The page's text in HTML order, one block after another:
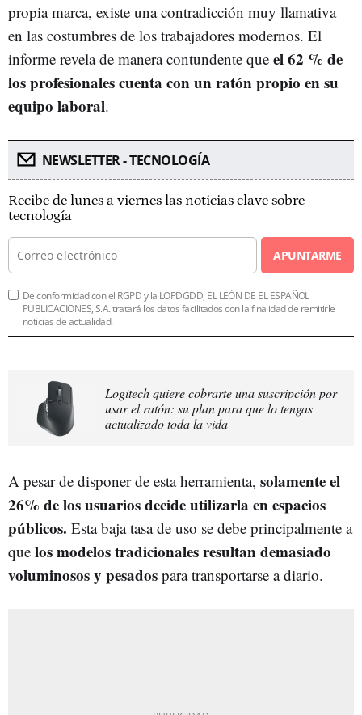
propia marca, existe una contradicción muy llamativa
en las costumbres de los trabajadores modernos. El
informe revela de manera contundente que el 62 % de
los profesionales cuenta con un ratón propio en su
equipo laboral.
NEWSLETTER - TECNOLOGÍA
Recibe de lunes a viernes las noticias clave sobre
tecnología
APUNTARME
De conformidad con el RGPD y la LOPDGDD, EL LEÓN DE EL ESPAÑOL
PUBLICACIONES, S.A. tratará los datos facilitados con la finalidad de remitirle
noticias de actualidad.
Logitech quiere cobrarte una suscripción por
usar el ratón: su plan para que lo tengas
actualizado toda la vida
A pesar de disponer de esta herramienta, solamente el
26% de los usuarios decide utilizarla en espacios
públicos. Esta baja tasa de uso se debe principalmente a
que los modelos tradicionales resultan demasiado
voluminosos y pesados para transportarse a diario.